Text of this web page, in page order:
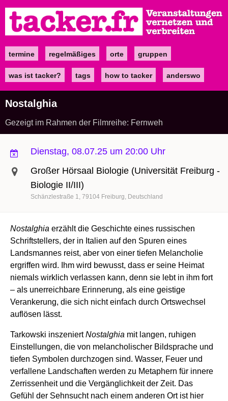
zum
Inhalt
Maintermine regelmäßiges orte gruppen
was ist tacker? tags how to tacker anderswo
Nostalghia
Gezeigt im Rahmen der Filmreihe: Fernweh
Dienstag, 08.07.25 um 20:00 Uhr
Großer Hörsaal Biologie (Universität Freiburg -
Biologie II/III)
Schänzlestraße 1 79104 Freiburg Deutschland
Nostalghia erzählt die Geschichte eines russischen
Schriftstellers, der in Italien auf den Spuren eines
Landsmannes reist, aber von einer tiefen Melancholie
ergriffen wird. Ihm wird bewusst, dass er seine Heimat
niemals wirklich verlassen kann, denn sie lebt in ihm fort
– als unerreichbare Erinnerung, als eine geistige
Verankerung, die sich nicht einfach durch Ortswechsel
auflösen lässt.
Tarkowski inszeniertNostalghia mit langen, ruhigen
Einstellungen, die von melancholischer Bildsprache und
tiefen Symbolen durchzogen sind. Wasser, Feuer und
verfallene Landschaften werden zu Metaphern für innere
Zerrissenheit und die Vergänglichkeit der Zeit. Das
Gefühl der Sehnsucht nach einem anderen Ort ist hier